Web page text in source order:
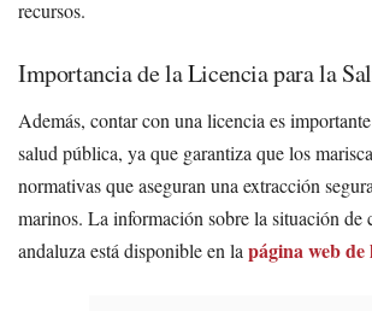
recursos.
Importancia de la Licencia para la
Además, contar con una licencia es
salud pública, ya que garantiza que los
normativas que aseguran una extracción
marinos. La información sobre la situación de
andaluza está disponible en la página web